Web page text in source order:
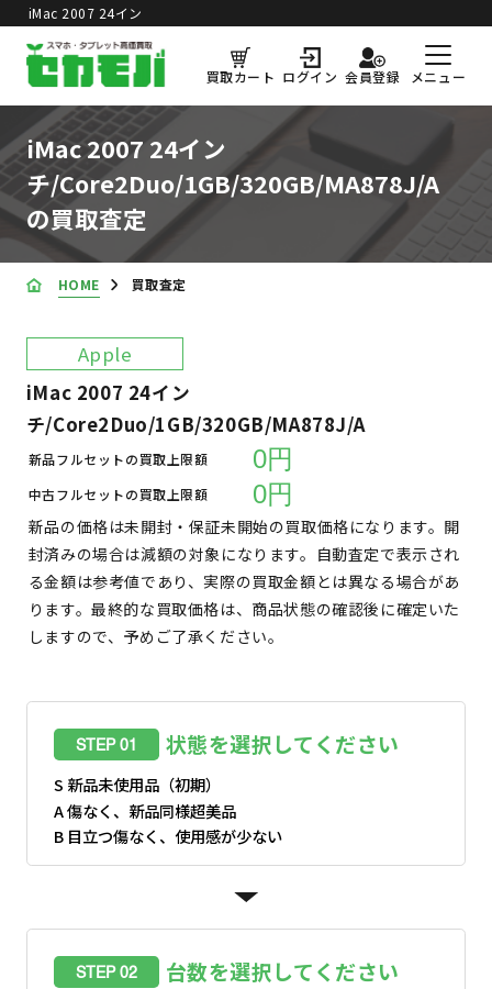
買取価格更新日：2026年8月5日
iMac 2007 24イン
の買取査定
買取カート ログイン 会員登録 メニュー
iMac 2007 24イン
チ/Core2Duo/1GB/320GB/MA878J/A
の買取査定
HOME 買取査定
Apple
iMac 2007 24イン
チ/Core2Duo/1GB/320GB/MA878J/A
新品フルセットの買取上限額 0円
中古フルセットの買取上限額 0円
新品の価格は未開封・保証未開始の買取価格になります。開
封済みの場合は減額の対象になります。自動査定で表示され
る金額は参考値であり、実際の買取金額とは異なる場合があ
ります。最終的な買取価格は、商品状態の確認後に確定いた
しますので、予めご了承ください。
STEP 01 状態を選択してください
S 新品未使用品（初期）
A 傷なく、新品同様超美品
B 目立つ傷なく、使用感が少ない
STEP 02 台数を選択してください